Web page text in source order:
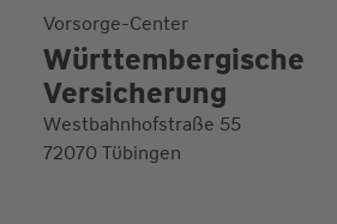
Vorsorge-Center
Württembergische
Versicherung
Westbahnhofstraße 55
72070 Tübingen